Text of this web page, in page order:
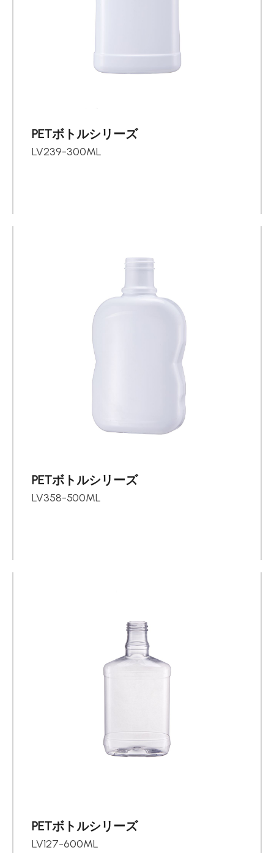
PETボトルシリーズ
LV239-300ML
PETボトルシリーズ
LV358-500ML
PETボトルシリーズ
LV127-600ML